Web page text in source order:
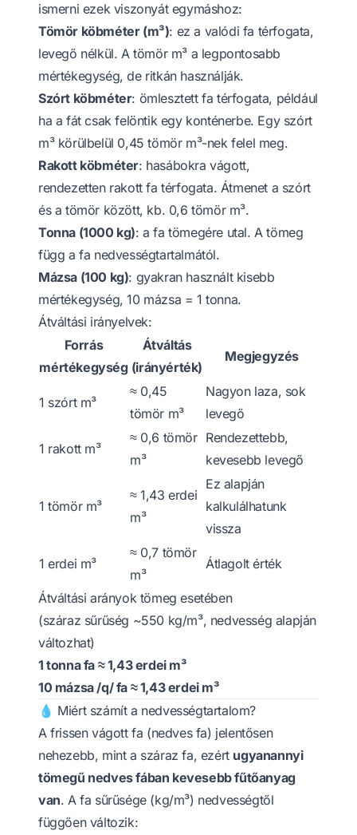
ismerni ezek viszonyát egymáshoz:
Tömör köbméter (m³): ez a valódi fa térfogata,
levegő nélkül. A tömör m³ a legpontosabb
mértékegység, de ritkán használják.
Szórt köbméter: ömlesztett fa térfogata, például
ha a fát csak felöntik egy konténerbe. Egy szórt
m³ körülbelül 0,45 tömör m³-nek felel meg.
Rakott köbméter: hasábokra vágott,
rendezetten rakott fa térfogata. Átmenet a szórt
és a tömör között, kb. 0,6 tömör m³.
Tonna (1000 kg): a fa tömegére utal. A tömeg
függ a fa nedvességtartalmától.
Mázsa (100 kg): gyakran használt kisebb
mértékegység, 10 mázsa = 1 tonna.
Átváltási irányelvek:
Forrás
mértékegység
Átváltás
(irányérték)
Megjegyzés
1 szórt m³
≈ 0,45
tömör m³
Nagyon laza, sok
levegő
1 rakott m³
≈ 0,6 tömör
m³
Rendezettebb,
kevesebb levegő
1 tömör m³
≈ 1,43 erdei
m³
Ez alapján
kalkulálhatunk
vissza
1 erdei m³
≈ 0,7 tömör
m³
Átlagolt érték
Átváltási arányok tömeg esetében
(száraz sűrűség ~550 kg/m³, nedvesség alapján
változhat)
1 tonna fa ≈ 1,43 erdei m³
10 mázsa /q/ fa ≈ 1,43 erdei m³
💧 Miért számít a nedvességtartalom?
A frissen vágott fa (nedves fa) jelentősen
nehezebb, mint a száraz fa, ezért ugyanannyi
tömegű nedves fában kevesebb fűtőanyag
van. A fa sűrűsége (kg/m³) nedvességtől
függően változik: